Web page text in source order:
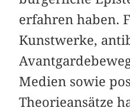
erfahren haben.
Kunstwerke,
Medien sowie
Theorieansätze